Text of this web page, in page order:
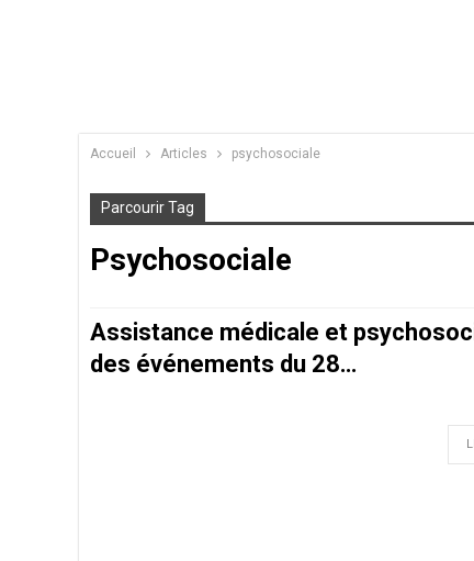
Accueil Articles psychosociale
Parcourir Tag
Psychosociale
Assistance médicale et
des événements du 28…